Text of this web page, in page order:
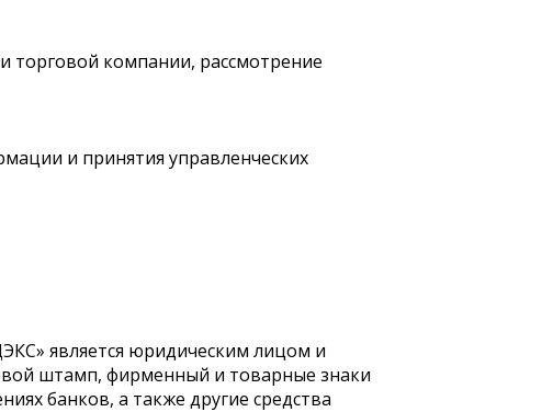
торговой компании, рассмотрение
и принятия управленческих
является юридическим лицом и
штамп, фирменный и товарные знаки
банков, а также другие средства